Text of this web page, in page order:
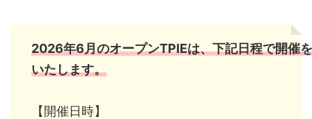
2026年6月のオープンTPIEは、下記日程で開催を
いたします。
【開催日時】